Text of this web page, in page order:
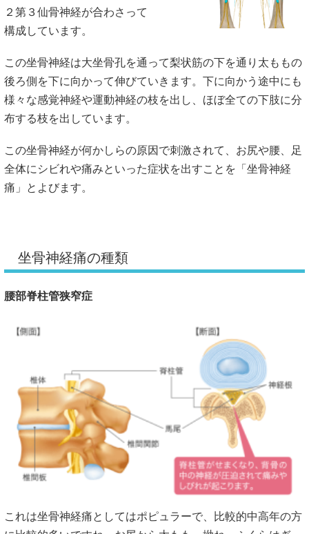
２第３仙骨神経が合わさって
構成しています。
この坐骨神経は大坐骨孔を通って梨状筋の下を通り太ももの
後ろ側を下に向かって伸びていきます。下に向かう途中にも
様々な感覚神経や運動神経の枝を出し、ほぼ全ての下肢に分
布する枝を出しています。
この坐骨神経が何かしらの原因で刺激されて、お尻や腰、足
全体にシビれや痛みといった症状を出すことを「坐骨神経
痛」とよびます。
坐骨神経痛の種類
腰部脊柱管狭窄症
これは坐骨神経痛としてはポピュラーで、比較的中高年の方